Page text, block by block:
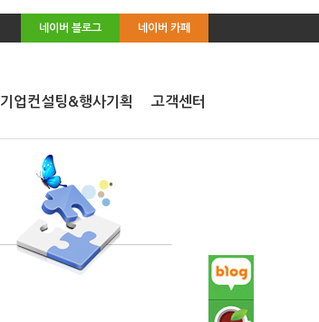
네이버 카페
네이버 블로그
기업컨설팅&행사기획 고객센터